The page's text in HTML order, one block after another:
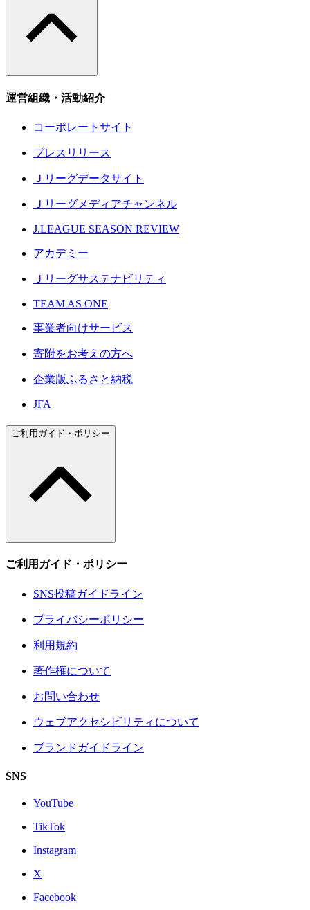
運営組織・活動紹介
コーポレートサイト
プレスリリース
Ｊリーグデータサイト
Ｊリーグメディアチャンネル
J.LEAGUE SEASON REVIEW
アカデミー
Ｊリーグサステナビリティ
TEAM AS ONE
事業者向けサービス
寄附をお考えの方へ
企業版ふるさと納税
JFA
ご利用ガイド・ポリシー
ご利用ガイド・ポリシー
SNS投稿ガイドライン
プライバシーポリシー
利用規約
著作権について
お問い合わせ
ウェブアクセシビリティについて
ブランドガイドライン
SNS
YouTube
TikTok
Instagram
X
Facebook